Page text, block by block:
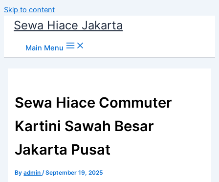
Skip to content
Sewa Hiace Jakarta
Main Menu
Sewa Hiace Commuter
Kartini Sawah Besar
Jakarta Pusat
Byadmin/September 19, 2025